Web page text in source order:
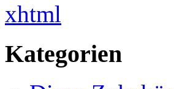
xhtml
Kategorien